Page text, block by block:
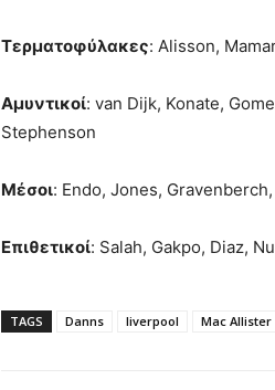
Τερματοφύλακες: Alisson,
Αμυντικοί: van Dijk, Konate,
Stephenson
Μέσοι: Endo, Jones,
Επιθετικοί: Salah, Gakpo, Diaz,
TAGS Danns liverpool Mac Allister